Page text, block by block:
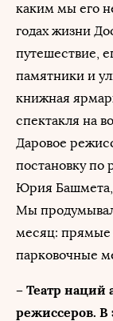
каким мы его
годах жизни
путешествие,
памятники и
книжная
спектакля на
Даровое
постановку по
Юрия
Мы
месяц: прямые
парковочные
– Театр наций
режиссеров. В